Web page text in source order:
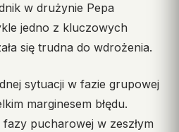
w drużynie Pepa
jedno z kluczowych
się trudna do wdrożenia.
sytuacji w fazie grupowej
marginesem błędu.
pucharowej w zeszłym